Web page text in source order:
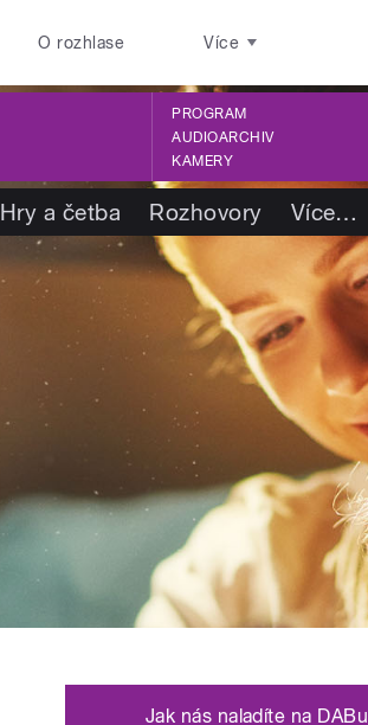
O rozhlase Více
PROGRAM
AUDIOARCHIV
KAMERY
Hry a četba Rozhovory Více…
Jak nás naladíte na DABu